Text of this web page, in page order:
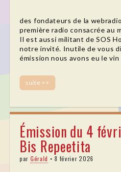
des fondateurs de la
première radio consacrée au
Il est aussi militant de SOS
notre invité. Inutile de vous
émission nous avons eu le
suite >>
Émission du 4
Bis Repeetita
par Gérald •8 février 2026